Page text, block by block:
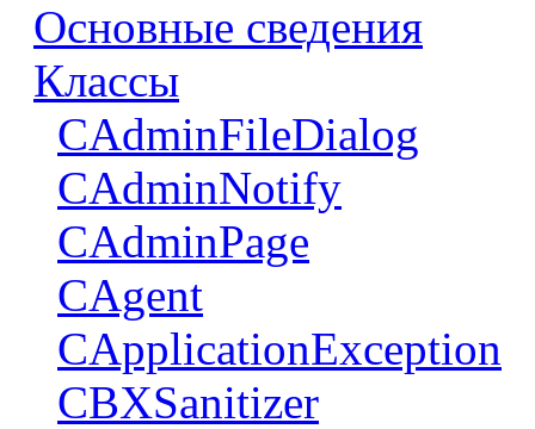
Основные сведения
Классы
CAdminFileDialog
CAdminNotify
CAdminPage
CAgent
CApplicationException
CBXSanitizer